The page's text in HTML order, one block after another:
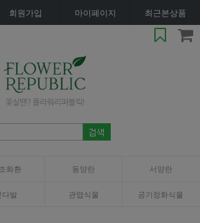
회원가입 마이페이지 최근본상품
화환 동양란 서양란
다발 관엽식물 공기정화식물